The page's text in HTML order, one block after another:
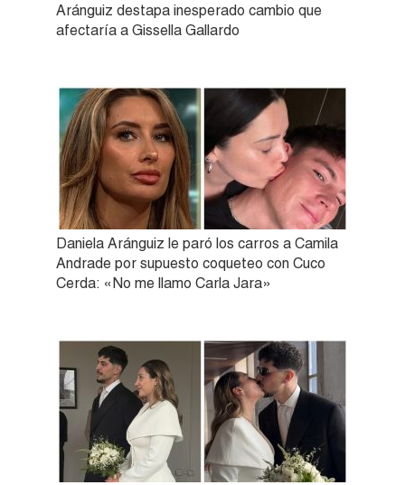
Aránguiz destapa inesperado cambio que
afectaría a Gissella Gallardo
Daniela Aránguiz le paró los carros a Camila
Andrade por supuesto coqueteo con Cuco
Cerda: «No me llamo Carla Jara»